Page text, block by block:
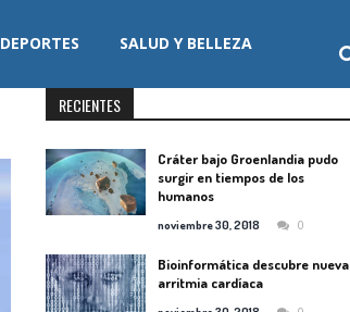
DEPORTES SALUD Y BELLEZA
RECIENTES
Cráter bajo Groenlandia pudo
surgir en tiempos de los
humanos
noviembre 30, 2018 0
Bioinformática descubre nueva
arritmia cardíaca